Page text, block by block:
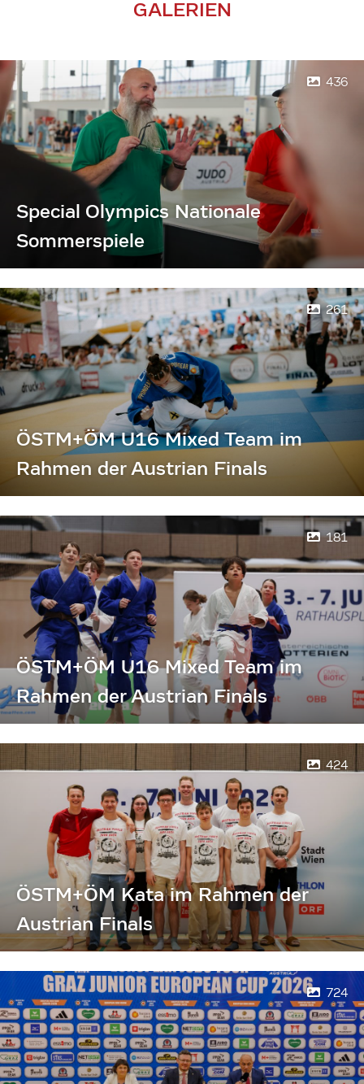
GALERIEN
436
Special Olympics Nationale
Sommerspiele
261
ÖSTM+ÖM U16 Mixed Team im
Rahmen der Austrian Finals
181
ÖSTM+ÖM U16 Mixed Team im
Rahmen der Austrian Finals
424
ÖSTM+ÖM Kata im Rahmen der
Austrian Finals
724